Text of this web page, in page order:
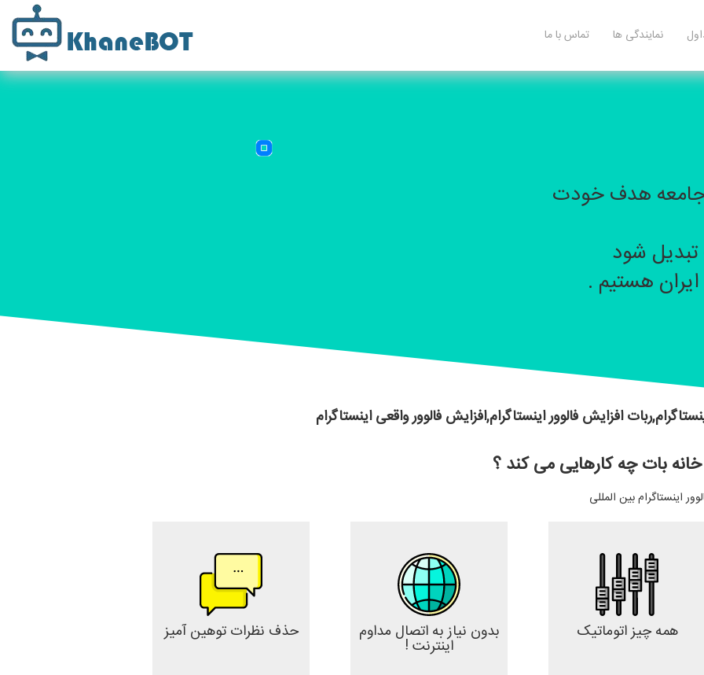
نمایندگی ها تماس با ما
جامعه هدف خودت
شود
هستیم .
افزایش فالوور اینستاگرام,افزایش فالوور واقعی اینستاگرام
بات چه کارهایی می کند ؟
اینستاگرام بین المللی
همه چیز اتوماتیک بدون نیاز به اتصال مداوم
اینترنت !
حذف نظرات توهین آمیز